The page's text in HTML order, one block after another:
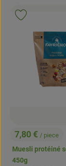
, Prix:
7,80 € / piece
Muesli protéiné
450g
Ajouter le